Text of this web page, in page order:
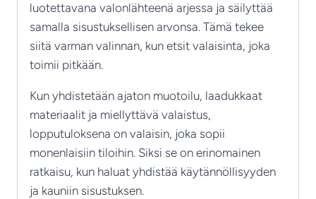
luotettavana valonlähteenä arjessa ja säilyttää
samalla sisustuksellisen arvonsa. Tämä tekee
siitä varman valinnan, kun etsit valaisinta, joka
toimii pitkään.
Kun yhdistetään ajaton muotoilu, laadukkaat
materiaalit ja miellyttävä valaistus,
lopputuloksena on valaisin, joka sopii
monenlaisiin tiloihin. Siksi se on erinomainen
ratkaisu, kun haluat yhdistää käytännöllisyyden
ja kauniin sisustuksen.